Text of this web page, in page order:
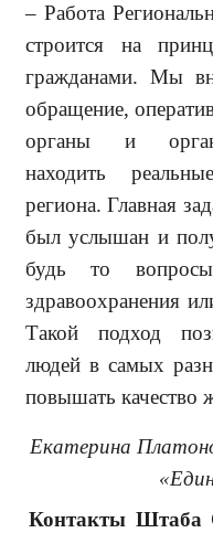
– Работа
строится на
гражданами. Мы
обращение,
органы и
находить
региона. Глав­ная
был услышан и
будь то
здравоохранения
Такой подход
людей в самых
повышать качество
Екатерина
Контакты Штаба